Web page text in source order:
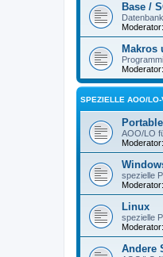
Base /
Moderator:
Makros
Moderator:
SPEZIELLE AOO/
AOO/LO
Moderator:
spezielle
Moderator:
Linux
spezielle
Moderator:
Andere